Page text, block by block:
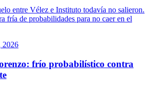
entre Vélez e Instituto todavía no salieron.
fría de probabilidades para no caer en el
2026
frío probabilístico contra